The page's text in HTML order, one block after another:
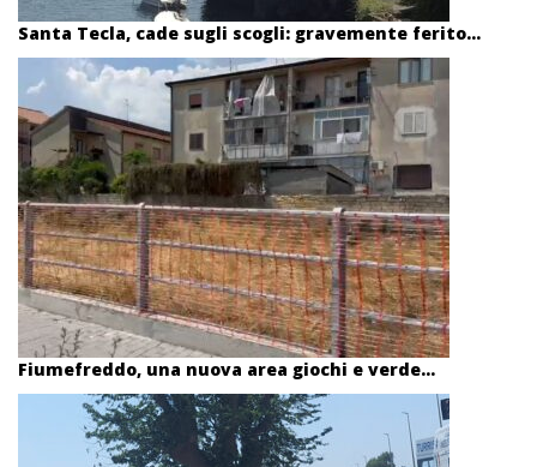
Santa Tecla, cade sugli scogli: gravemente ferito...
Fiumefreddo, una nuova area giochi e verde...